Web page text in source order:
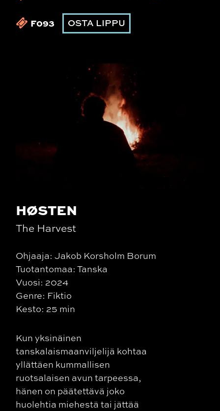
F093 OSTA LIPPU
HØSTEN
The Harvest
Ohjaaja: Jakob Korsholm Borum
Tuotantomaa: Tanska
Vuosi: 2024
Genre: Fiktio
Kesto: 25 min
Kun yksinäinen
tanskalaismaanviljelijä kohtaa
yllättäen kummallisen
ruotsalaisen avun tarpeessa,
hänen on päätettävä joko
huolehtia miehestä tai jättää